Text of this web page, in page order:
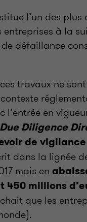
l’un des
à la
défaillance
travaux ne
l’entrée en
Diligence
de
dans la lignée
mais en
450 millions
que les